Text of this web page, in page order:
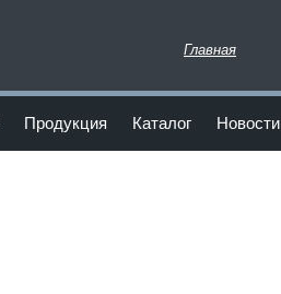
Главная
Продукция Каталог Новости